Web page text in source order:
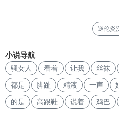
逆伦炎
小说导航
骚女人 看着 让我 丝袜
都是 脚趾 精液 一声
的是 高跟鞋 说着 鸡巴